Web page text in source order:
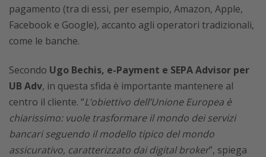
pagamento (tra di essi, per esempio, Amazon, Apple,
Facebook e Google), accanto agli operatori tradizionali,
come le banche.
Secondo Ugo Bechis, e-Payment e SEPA Advisor per
UB Adv, in questa sfida è importante mantenere al
centro il cliente. “L’obiettivo dell’Unione Europea è
chiarissimo: vuole trasformare il mondo dei servizi
bancari seguendo il modello tipico del mondo
assicurativo, caratterizzato dai digital broker”, spiega